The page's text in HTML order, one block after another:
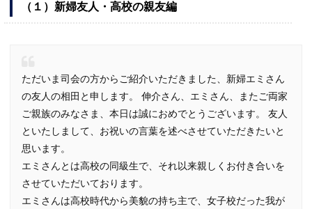
（１）新婦友人・高校の親友編
ただいま司会の方からご紹介いただきました、新婦エミさん
の友人の相田と申します。 伸介さん、エミさん、またご両家
ご親族のみなさま、本日は誠におめでとうございます。 友人
といたしまして、お祝いの言葉を述べさせていただきたいと
思います。
エミさんとは高校の同級生で、それ以来親しくお付き合いを
させていただいております。
エミさんは高校時代から美貌の持ち主で、女子校だった我が